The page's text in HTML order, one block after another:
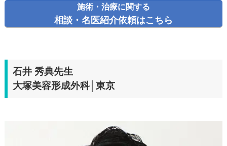
施術・治療に関する
相談・名医紹介依頼はこちら
石井 秀典先生
大塚美容形成外科│東京